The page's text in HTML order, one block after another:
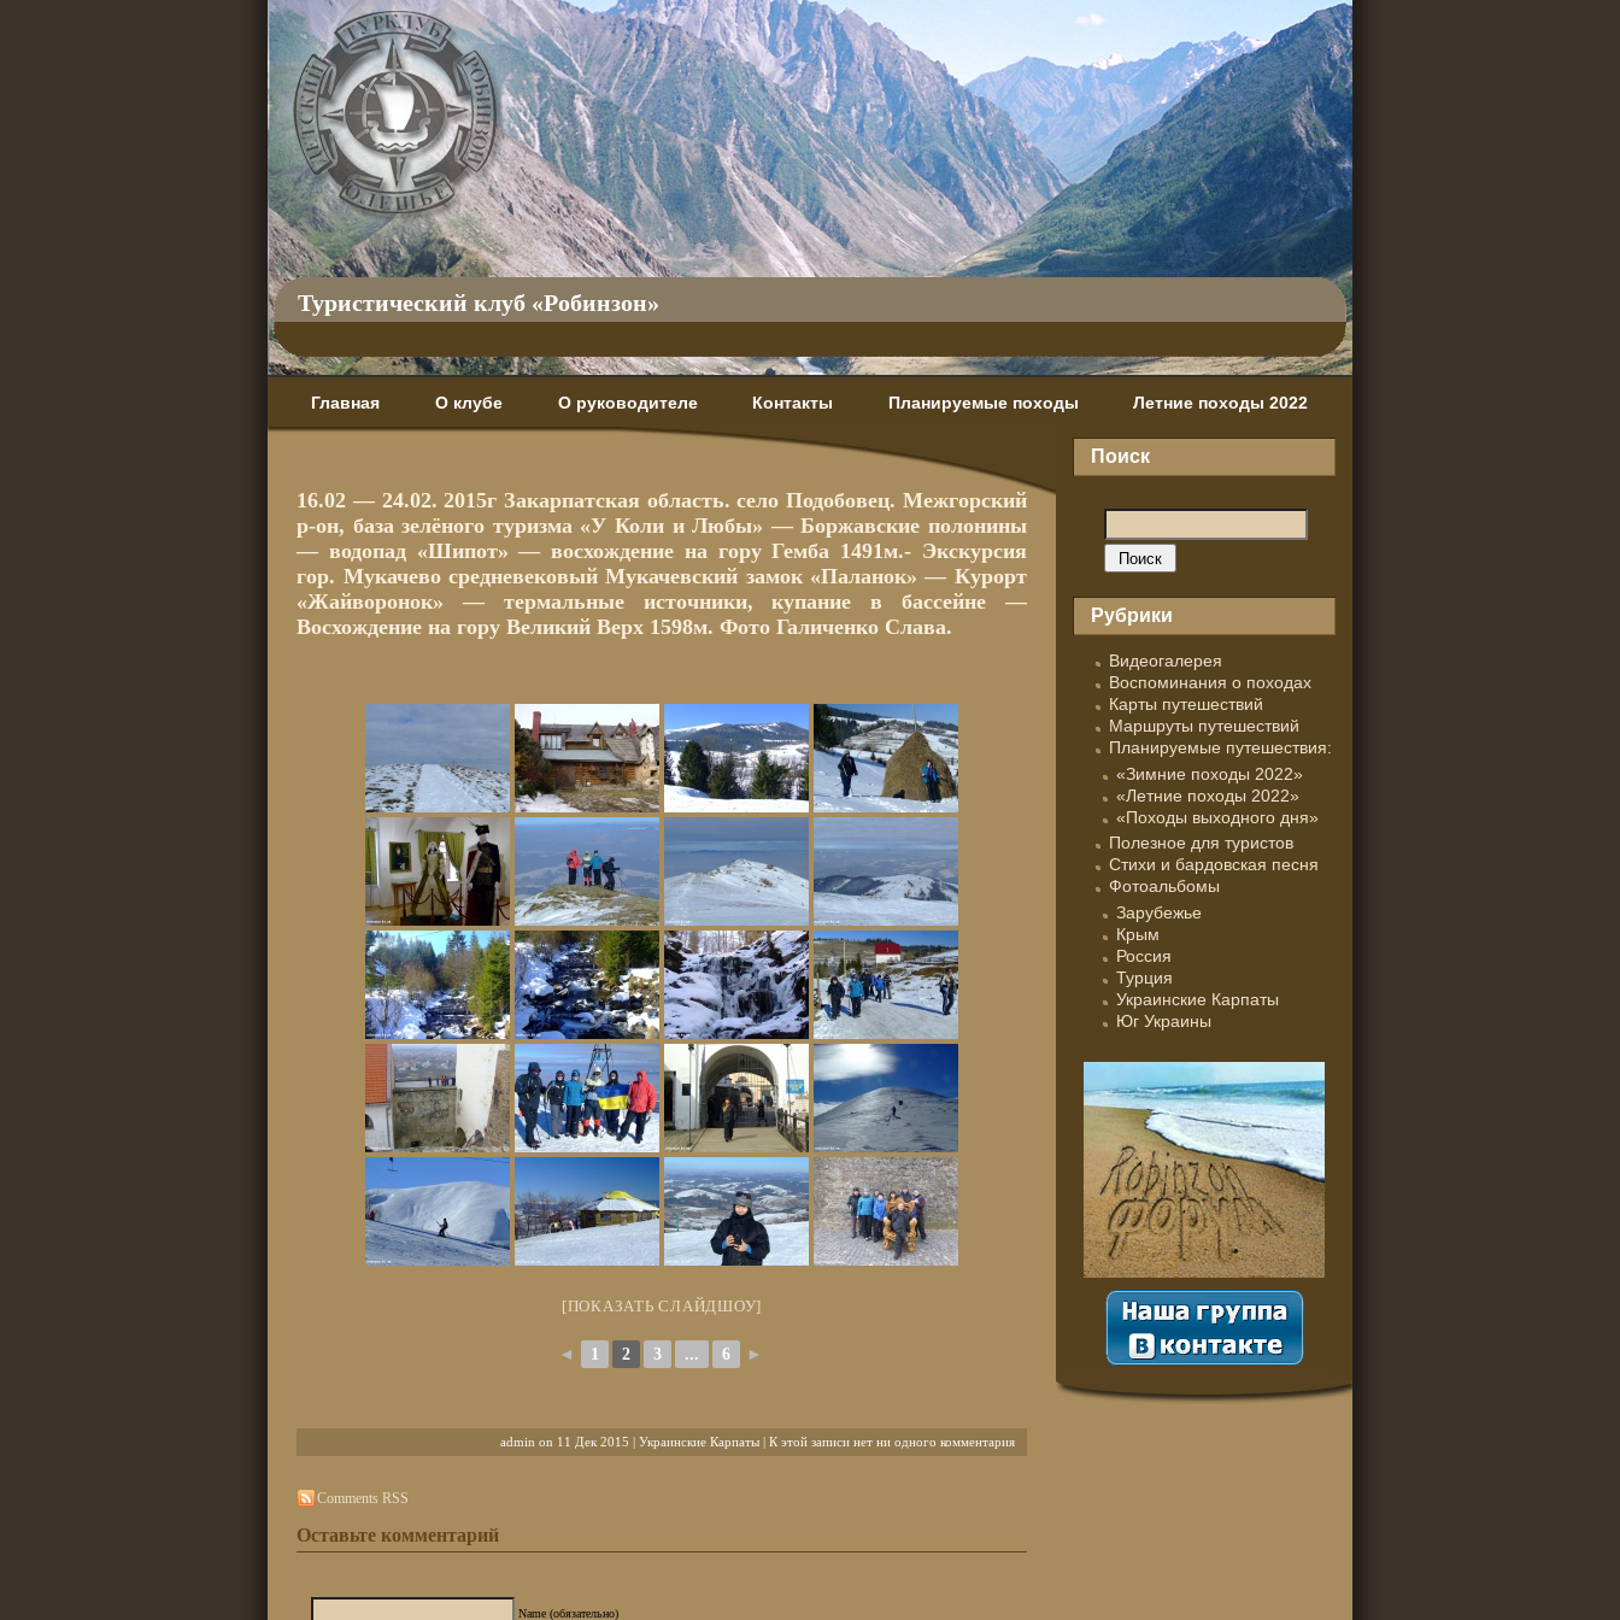
Туристический клуб «Робинзон»
Главная О клубе О руководителе Контакты Планируемые походы Летние походы 2022
16.02 — 24.02. 2015г Закарпатская область. село Подобовец. Межгорский
р-он, база зелёного туризма «У Коли и Любы» — Боржавские полонины
— водопад «Шипот» — восхождение на гору Гемба 1491м.- Экскурсия
гор. Мукачево средневековый Мукачевский замок «Паланок» — Курорт
«Жайворонок» — термальные источники, купание в бассейне —
Восхождение на гору Великий Верх 1598м. Фото Галиченко Слава.
[ПОКАЗАТЬ СЛАЙДШОУ]
◄ 1 2 3 ... 6 ►
admin on 11 Дек 2015 | Украинские Карпаты| К этой записи нет ни одного комментария
Comments RSS
Оставьте комментарий
Name (обязательно)
Поиск
Рубрики
Видеогалерея
Воспоминания о походах
Карты путешествий
Маршруты путешествий
Планируемые путешествия:
«Зимние походы 2022»
«Летние походы 2022»
«Походы выходного дня»
Полезное для туристов
Стихи и бардовская песня
Фотоальбомы
Зарубежье
Крым
Россия
Турция
Украинские Карпаты
Юг Украины